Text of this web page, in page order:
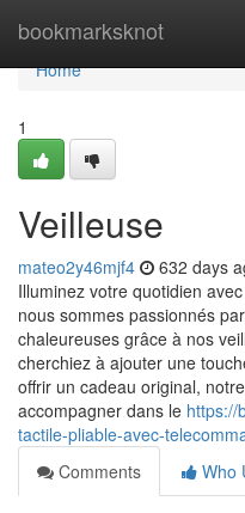
bookmarksknot
Home
Home
1
Veilleuse
mateo2y46mjf4 632 days
Illuminez votre quotidien
nous sommes passionnés
chaleureuses grâce à nos
cherchiez à ajouter une
offrir un cadeau original,
accompagner dans le https://
tactile-pliable-avec-
Comments
Who